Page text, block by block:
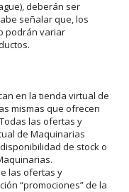
deberán ser
señalar que, los
podrán variar
en la tienda virtual de
mismas que ofrecen
las ofertas y
de Maquinarias
de stock o
las ofertas y
“promociones” de la